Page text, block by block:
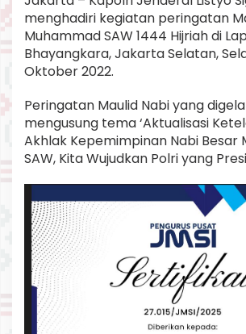
W
,
K
a
l
r
i
:
S
n
e
t
a
s
menghadiri kegiatan peringatan
Muhammad SAW 1444 Hijriah di
Bhayangkara, Jakarta Selatan,
Oktober 2022.
Peringatan Maulid Nabi yang
mengusung tema ‘Aktualisasi
Akhlak Kepemimpinan Nabi Besar
SAW, Kita Wujudkan Polri yang